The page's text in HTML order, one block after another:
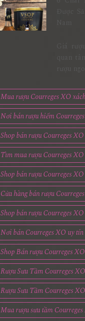
Mua rượu Courreges XO
Nơi bán rượu hiếm
Shop bán rượu Courreges
Tìm mua rượu Courreges
Shop bán rượu Courreges
Cửa hàng bán rượu
Shop bán rượu Courreges
Nơi bán Courreges XO uy tín
Shop Bán rượu Courreges
Rượu Sưu Tầm Courreges
Rượu Sưu Tầm Courreges XO
Mua rượu sưu tầm